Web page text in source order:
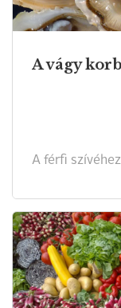
A vágy
A férfi